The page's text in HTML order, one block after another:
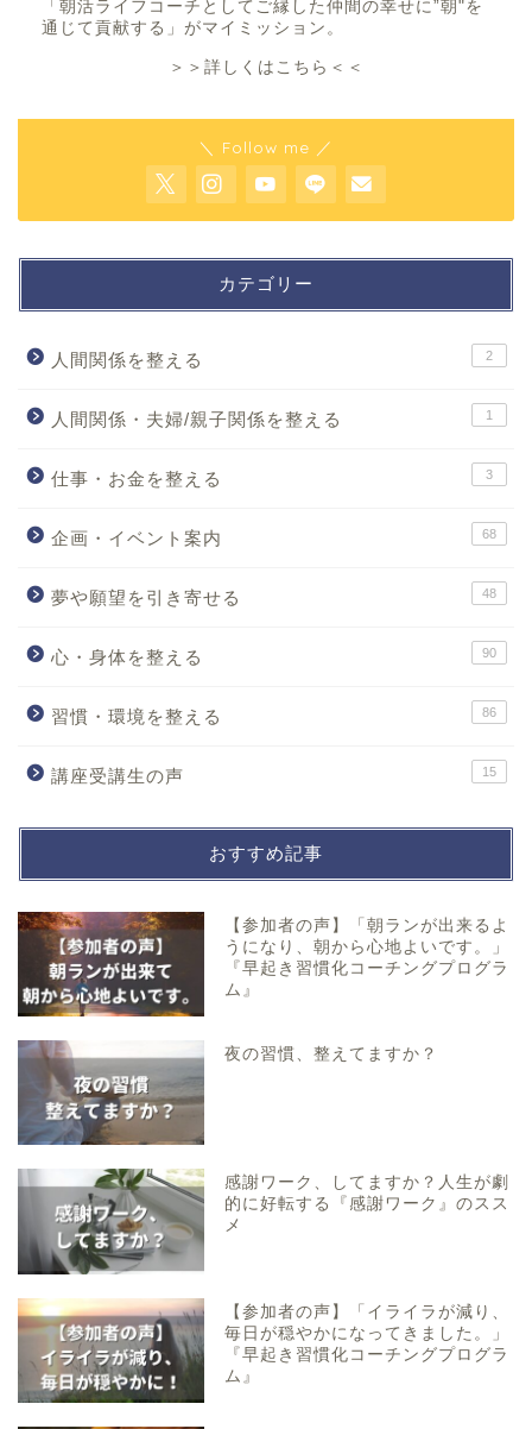
「朝活ライフコーチとしてご縁した仲間の幸せに”朝"を
通じて貢献する」がマイミッション。
＞＞詳しくはこちら＜＜
＼ Follow me ／
カテゴリー
人間関係を整える 2
人間関係・夫婦/親子関係を整える 1
仕事・お金を整える 3
企画・イベント案内 68
夢や願望を引き寄せる 48
心・身体を整える 90
習慣・環境を整える 86
講座受講生の声 15
おすすめ記事
【参加者の声】「朝ランが出来るよ
うになり、朝から心地よいです。」
『早起き習慣化コーチングプログラ
ム』
夜の習慣、整えてますか？
感謝ワーク、してますか？人生が劇
的に好転する『感謝ワーク』のスス
メ
【参加者の声】「イライラが減り、
毎日が穏やかになってきました。」
『早起き習慣化コーチングプログラ
ム』